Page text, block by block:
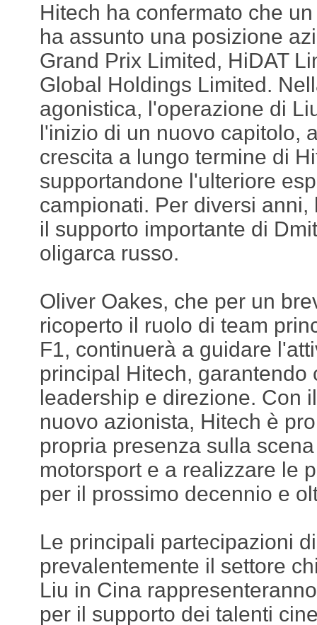
Hitech ha confermato che
ha assunto una posizione
Grand Prix Limited, HiDAT
Global Holdings Limited.
agonistica, l'operazione di
l'inizio di un nuovo capitolo,
crescita a lungo termine di
supportandone l'ulteriore
campionati. Per diversi
il supporto importante di
oligarca russo.
Oliver Oakes, che per un
ricoperto il ruolo di team
F1, continuerà a guidare
principal Hitech, garantendo
leadership e direzione. Con
nuovo azionista, Hitech è
propria presenza sulla
motorsport e a realizzare le
per il prossimo decennio e
Le principali partecipazioni
prevalentemente il settore
Liu in Cina
per il supporto dei talenti